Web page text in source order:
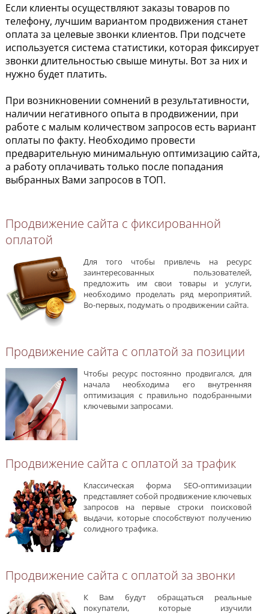
Если клиенты осуществляют заказы товаров по
телефону, лучшим вариантом продвижения станет
оплата за целевые звонки клиентов. При подсчете
используется система статистики, которая фиксирует
звонки длительностью свыше минуты. Вот за них и
нужно будет платить.
При возникновении сомнений в результативности,
наличии негативного опыта в продвижении, при
работе с малым количеством запросов есть вариант
оплаты по факту. Необходимо провести
предварительную минимальную оптимизацию сайта,
а работу оплачивать только после попадания
выбранных Вами запросов в ТОП.
Продвижение сайта с фиксированной
оплатой
Для того чтобы привлечь на ресурс
заинтересованных пользователей,
предложить им свои товары и услуги,
необходимо проделать ряд мероприятий.
Во-первых, подумать о продвижении сайта.
Продвижение сайта с оплатой за позиции
Чтобы ресурс постоянно продвигался, для
начала необходима его внутренняя
оптимизация с правильно подобранными
ключевыми запросами.
Продвижение сайта с оплатой за трафик
Классическая форма SEO-оптимизации
представляет собой продвижение ключевых
запросов на первые строки поисковой
выдачи, которые способствуют получению
солидного трафика.
Продвижение сайта с оплатой за звонки
К Вам будут обращаться реальные
покупатели, которые изучили